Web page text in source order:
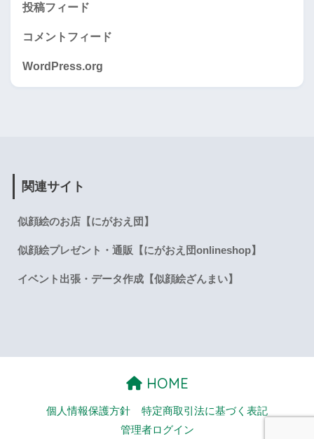
投稿フィード
コメントフィード
WordPress.org
関連サイト
似顔絵のお店【にがおえ団】
似顔絵プレゼント・通販【にがおえ団onlineshop】
イベント出張・データ作成【似顔絵ざんまい】
HOME
個人情報保護方針
特定商取引法に基づく表記
管理者ログイン